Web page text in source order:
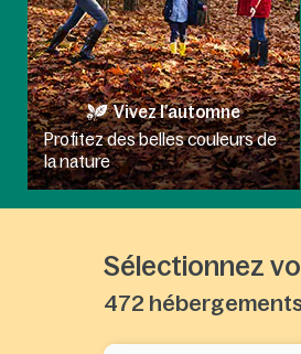
Vivez l’automne
Profitez des belles couleurs de
la nature
Sélectionnez
472